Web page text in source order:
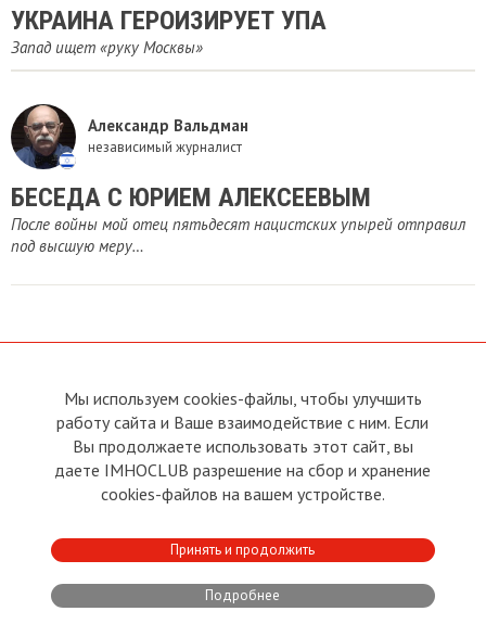
УКРАИНА ГЕРОИЗИРУЕТ УПА
Запад ищет «руку Москвы»
Александр Вальдман
независимый журналист
БЕСЕДА С ЮРИЕМ АЛЕКСЕЕВЫМ
После войны мой отец пятьдесят нацистских упырей отправил
под высшую меру…
О сайте
Условия пользования
Политика конфиденциальности
Прямая связь с
Председателем
Прямая связь c членами клуба
Реклама
Контакты
Developed by:CRA
Club
Мы используем cookies-файлы, чтобы улучшить
работу сайта и Ваше взаимодействие с ним. Если
Вы продолжаете использовать этот сайт, вы
даете IMHOCLUB разрешение на сбор и хранение
cookies-файлов на вашем устройстве.
Принять и продолжить
Подробнее